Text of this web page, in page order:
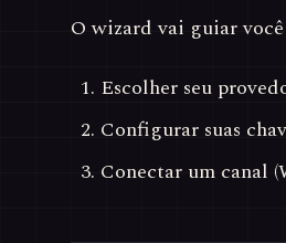
O wizard vai guiar
Escolher seu
Configurar suas
Conectar um canal